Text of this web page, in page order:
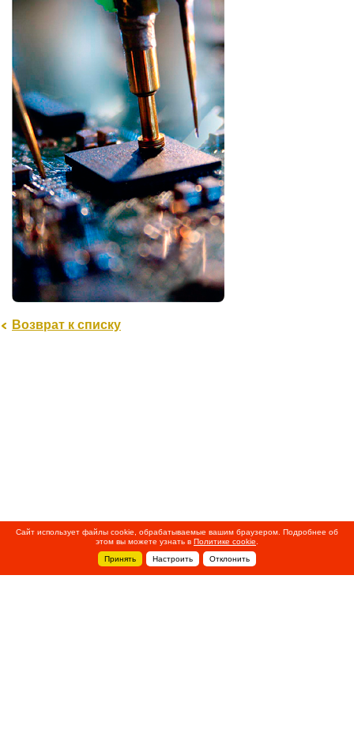
Возврат к списку
Сайт использует файлы cookie, обрабатываемые вашим браузером. Подробнее об
этом вы можете узнать в Политике cookie
Принять
Настроить Отклонить